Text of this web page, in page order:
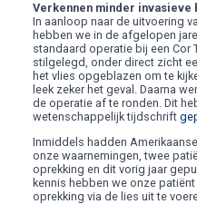
Verkennen minder invasieve
In aanloop naar de uitvoering
hebben we in de afgelopen
standaard operatie bij een Cor
stilgelegd, onder direct zicht
het vlies opgeblazen om te
leek zeker het geval. Daarna
de operatie af te ronden. Dit
wetenschappelijk tijdschrift
Inmiddels hadden
onze waarnemingen, twee
oprekking en dit vorig jaar
kennis hebben we onze
oprekking via de lies uit te